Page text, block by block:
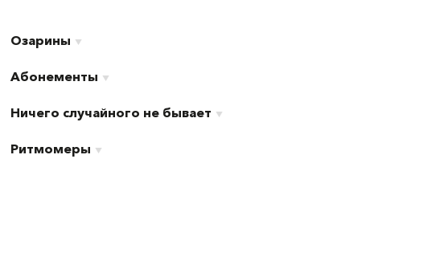
Озарины
Абонементы
Ничего случайного не бывает
Ритмомеры